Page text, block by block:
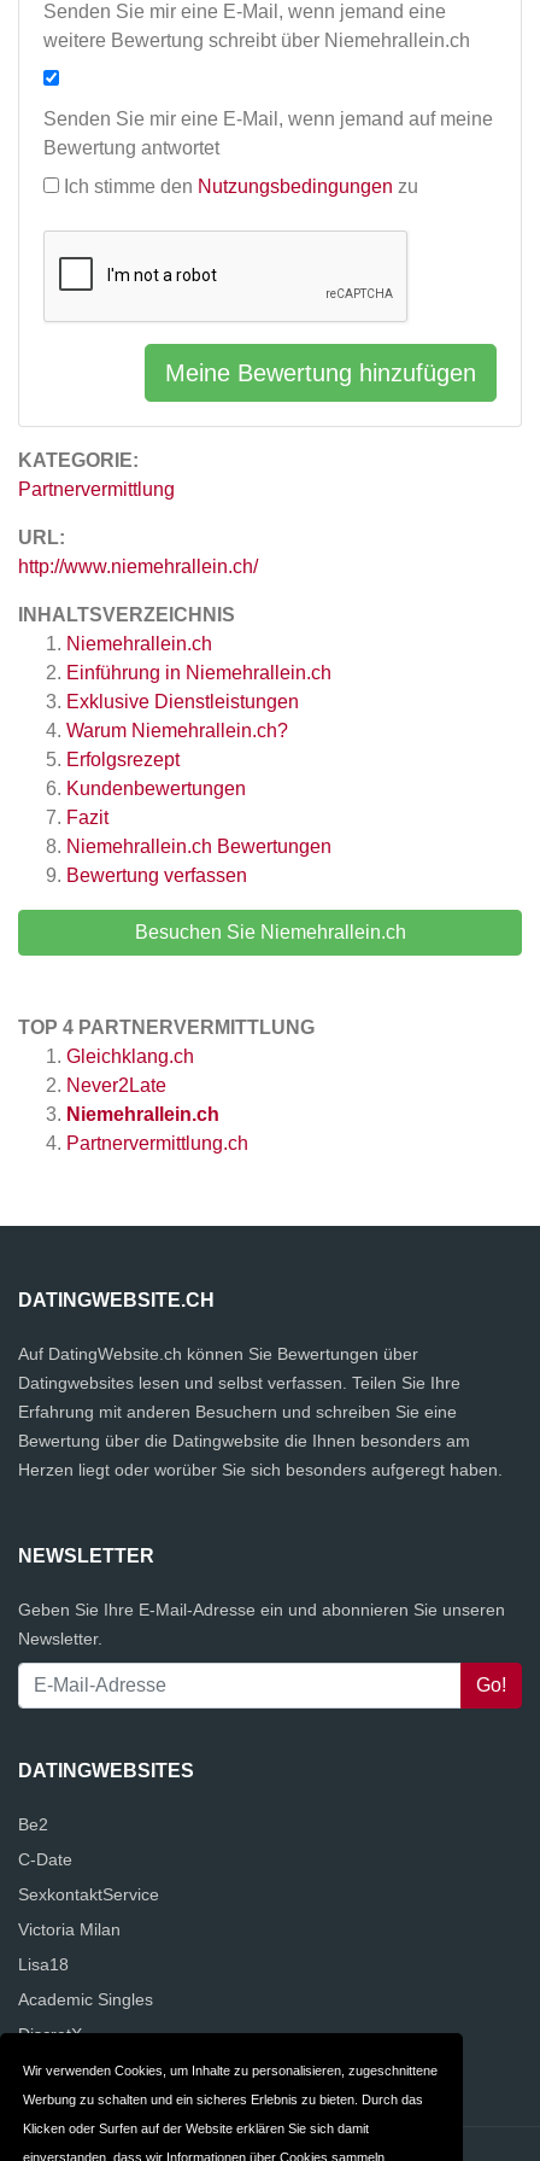
Wir verwenden Cookies, um Inhalte zu personalisieren, zugeschnittene
Werbung zu schalten und ein sicheres Erlebnis zu bieten. Durch das
Klicken oder Surfen auf der Website erklären Sie sich damit
einverstanden, dass wir Informationen über Cookies sammeln.
KATEGORIE:
Partnervermittlung
URL:
http://www.niemehrallein.ch/
INHALTSVERZEICHNIS
Niemehrallein.ch
Einführung in Niemehrallein.ch
Exklusive Dienstleistungen
Warum Niemehrallein.ch?
Erfolgsrezept
Kundenbewertungen
Fazit
Niemehrallein.ch Bewertungen
Bewertung verfassen
Besuchen Sie Niemehrallein.ch
TOP 4 PARTNERVERMITTLUNG
Gleichklang.ch
Never2Late
Niemehrallein.ch
Partnervermittlung.ch
Senden Sie mir eine E-Mail, wenn jemand eine
weitere Bewertung schreibt über Niemehrallein.ch
Senden Sie mir eine E-Mail, wenn jemand auf meine
Bewertung antwortet
Ich stimme den Nutzungsbedingungen zu
Meine Bewertung hinzufügen
DATINGWEBSITE.CH
Auf DatingWebsite.ch können Sie Bewertungen über
Datingwebsites lesen und selbst verfassen. Teilen Sie Ihre
Erfahrung mit anderen Besuchern und schreiben Sie eine
Bewertung über die Datingwebsite die Ihnen besonders am
Herzen liegt oder worüber Sie sich besonders aufgeregt haben.
NEWSLETTER
Geben Sie Ihre E-Mail-Adresse ein und abonnieren Sie unseren
Newsletter.
DATINGWEBSITES
Be2
C-Date
SexkontaktService
Victoria Milan
Lisa18
Academic Singles
DiscretX
NettesAbenteuer